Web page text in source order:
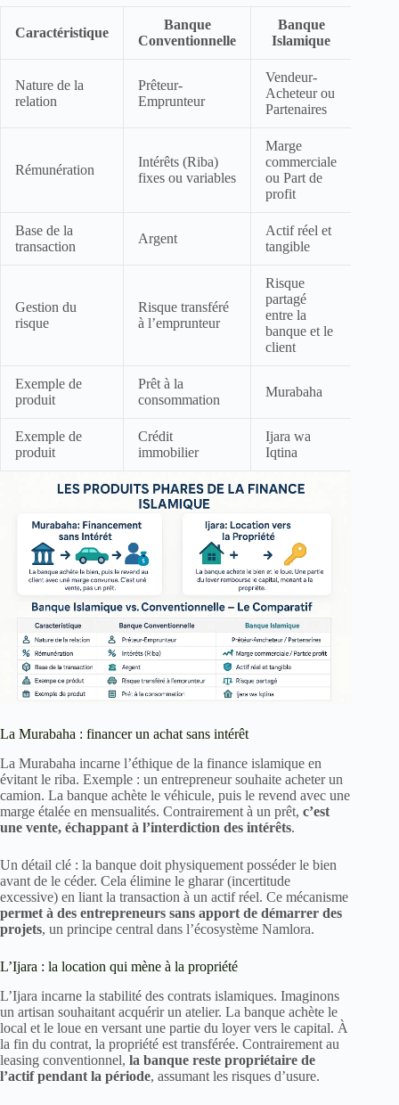
Caractéristique
Banque
Conventionnelle
Banque
Islamique
Nature de la
relation
Prêteur-
Emprunteur
Vendeur-
Acheteur ou
Partenaires
Rémunération
Intérêts (Riba)
fixes ou variables
Marge
commerciale
ou Part de
profit
Base de la
transaction
Argent
Actif réel et
tangible
Gestion du
risque
Risque transféré
à l’emprunteur
Risque
partagé
entre la
banque et le
client
Exemple de
produit
Prêt à la
consommation
Murabaha
Exemple de
produit
Crédit
immobilier
Ijara wa
Iqtina
La Murabaha : financer un achat sans intérêt
La Murabaha incarne l’éthique de la finance islamique en
évitant le riba. Exemple : un entrepreneur souhaite acheter un
camion. La banque achète le véhicule, puis le revend avec une
marge étalée en mensualités. Contrairement à un prêt, c’est
une vente, échappant à l’interdiction des intérêts.
Un détail clé : la banque doit physiquement posséder le bien
avant de le céder. Cela élimine le gharar (incertitude
excessive) en liant la transaction à un actif réel. Ce mécanisme
permet à des entrepreneurs sans apport de démarrer des
projets, un principe central dans l’écosystème Namlora.
L’Ijara : la location qui mène à la propriété
L’Ijara incarne la stabilité des contrats islamiques. Imaginons
un artisan souhaitant acquérir un atelier. La banque achète le
local et le loue en versant une partie du loyer vers le capital. À
la fin du contrat, la propriété est transférée. Contrairement au
leasing conventionnel, la banque reste propriétaire de
l’actif pendant la période, assumant les risques d’usure.